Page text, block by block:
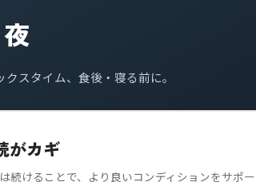
夜
クスタイム、食後・寝る前に。
がカギ
続けることで、より良いコンディションをサポー